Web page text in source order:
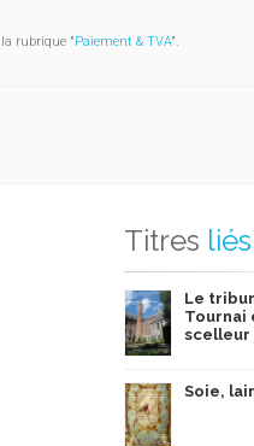
rubrique "Paiement & TVA".
Titres liés
Le
Tournai
scelleur
Soie,